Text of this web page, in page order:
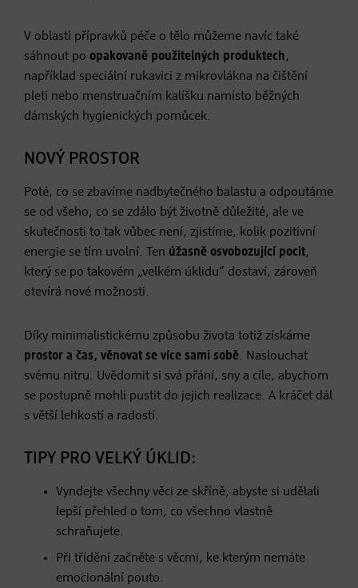
V oblasti přípravků péče o tělo můžeme navíc také
sáhnout po opakovaně použitelných produktech,
například speciální rukavici z mikrovlákna na čištění
pleti nebo menstruačním kalíšku namísto běžných
dámských hygienických pomůcek.
NOVÝ PROSTOR
Poté, co se zbavíme nadbytečného balastu a odpoutáme
se od všeho, co se zdálo být životně důležité, ale ve
skutečnosti to tak vůbec není, zjistíme, kolik pozitivní
energie se tím uvolní. Ten úžasně osvobozující pocit,
který se po takovém „velkém úklidu“ dostaví, zároveň
otevírá nové možnosti.
Díky minimalistickému způsobu života totiž získáme
prostor a čas, věnovat se více sami sobě. Naslouchat
svému nitru. Uvědomit si svá přání, sny a cíle, abychom
se postupně mohli pustit do jejich realizace. A kráčet dál
s větší lehkostí a radostí.
TIPY PRO VELKÝ ÚKLID:
Vyndejte všechny věci ze skříně, abyste si udělali
lepší přehled o tom, co všechno vlastně
schraňujete.
Při třídění začněte s věcmi, ke kterým nemáte
emocionální pouto.